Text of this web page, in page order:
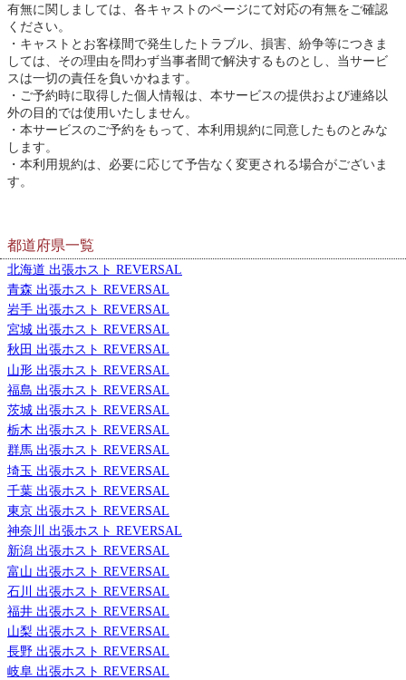
有無に関しましては、各キャストのページにて対応の有無をご確認
ください。
キャストとお客様間で発生したトラブル、損害、紛争等につきま
しては、その理由を問わず当事者間で解決するものとし、当サービ
スは一切の責任を負いかねます。
ご予約時に取得した個人情報は、本サービスの提供および連絡以
外の目的では使用いたしません。
本サービスのご予約をもって、本利用規約に同意したものとみな
します。
本利用規約は、必要に応じて予告なく変更される場合がございま
す。
都道府県一覧
北海道 出張ホスト REVERSAL
青森 出張ホスト REVERSAL
岩手 出張ホスト REVERSAL
宮城 出張ホスト REVERSAL
秋田 出張ホスト REVERSAL
山形 出張ホスト REVERSAL
福島 出張ホスト REVERSAL
茨城 出張ホスト REVERSAL
栃木 出張ホスト REVERSAL
群馬 出張ホスト REVERSAL
埼玉 出張ホスト REVERSAL
千葉 出張ホスト REVERSAL
東京 出張ホスト REVERSAL
神奈川 出張ホスト REVERSAL
新潟 出張ホスト REVERSAL
富山 出張ホスト REVERSAL
石川 出張ホスト REVERSAL
福井 出張ホスト REVERSAL
山梨 出張ホスト REVERSAL
長野 出張ホスト REVERSAL
岐阜 出張ホスト REVERSAL